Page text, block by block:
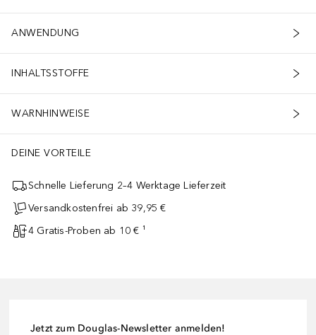
ANWENDUNG
INHALTSSTOFFE
WARNHINWEISE
DEINE VORTEILE
Schnelle Lieferung 2–4 Werktage Lieferzeit
Versandkostenfrei ab 39,95 €
4 Gratis-Proben ab 10 € ¹
Jetzt zum Douglas-Newsletter anmelden!